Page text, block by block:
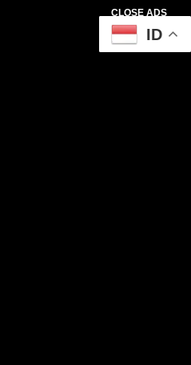
CLOSE ADS
ID